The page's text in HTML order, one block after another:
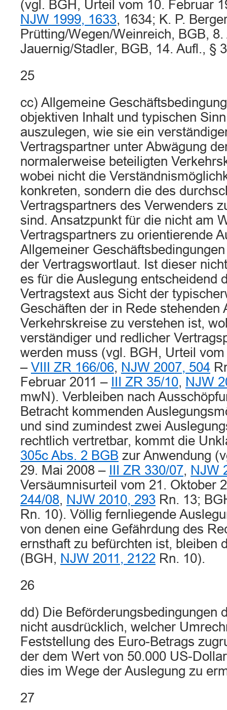
(vgl. BGH, Urteil vom 10. Februar
NJW 1999, 1633, 1634; K. P.
Prütting/Wegen/Weinreich, BGB,
Jauernig/Stadler, BGB, 14. Aufl., §
25
cc) Allgemeine
objektiven Inhalt und typischen
auszulegen, wie sie ein
Vertragspartner unter Abwägung
normalerweise beteiligten
wobei nicht die
konkreten, sondern die des
Vertragspartners des Verwenders
sind. Ansatzpunkt für die nicht am
Vertragspartners zu orientierende
Allgemeiner
der Vertragswortlaut. Ist dieser
es für die Auslegung entscheidend
Vertragstext aus Sicht der
Geschäften der in Rede stehenden
Verkehrskreise zu verstehen ist,
verständiger und redlicher
werden muss (vgl. BGH, Urteil
– VIII ZR 166/06, NJW 2007, 504
Februar 2011 –
III ZR 35/10, NJW
mwN). Verbleiben nach
Betracht kommenden
und sind zumindest zwei
rechtlich vertretbar, kommt die
305c Abs. 2 BGB zur Anwendung
29. Mai 2008 –
III ZR 330/07, NJW
Versäumnisurteil vom 21. Oktober
244/08, NJW 2010, 293 Rn. 13;
Rn. 10). Völlig fernliegende
von denen eine Gefährdung des
ernsthaft zu befürchten ist, bleiben
(BGH, NJW 2011, 2122 Rn. 10).
26
dd) Die Beförderungsbedingungen
nicht ausdrücklich, welcher
Feststellung des Euro-Betrags
der dem Wert von 50.000 US-
dies im Wege der Auslegung zu
27